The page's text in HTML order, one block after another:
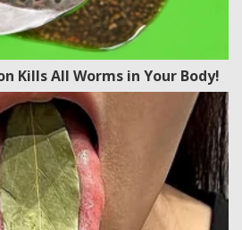
Kills All Worms in Your Body!